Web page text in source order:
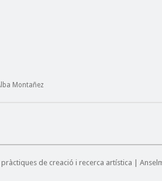
Montañez
pràctiques de creació i recerca artística |